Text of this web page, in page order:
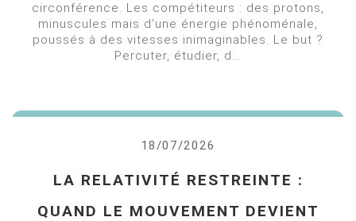
circonférence. Les compétiteurs : des protons,
minuscules mais d’une énergie phénoménale,
poussés à des vitesses inimaginables. Le but ?
Percuter, étudier, d...
18/07/2026
LA RELATIVITÉ RESTREINTE :
QUAND LE MOUVEMENT DEVIENT